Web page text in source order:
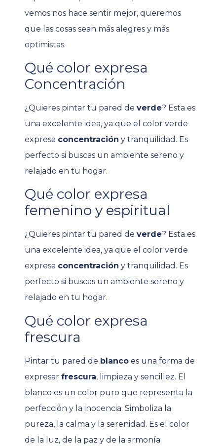
vemos nos hace sentir mejor, queremos
que las cosas sean más alegres y más
optimistas.
Qué color expresa
Concentración
¿Quieres pintar tu pared de verde? Esta es
una excelente idea, ya que el color verde
expresa concentración y tranquilidad. Es
perfecto si buscas un ambiente sereno y
relajado en tu hogar.
Qué color expresa
femenino y espiritual
¿Quieres pintar tu pared de verde? Esta es
una excelente idea, ya que el color verde
expresa concentración y tranquilidad. Es
perfecto si buscas un ambiente sereno y
relajado en tu hogar.
Qué color expresa
frescura
Pintar tu pared de blanco es una forma de
expresar frescura, limpieza y sencillez. El
blanco es un color puro que representa la
perfección y la inocencia. Simboliza la
pureza, la calma y la serenidad. Es el color
de la luz, de la paz y de la armonía.